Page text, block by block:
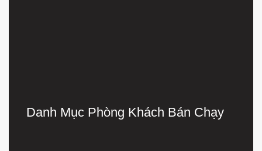
Danh Mục Phòng Khách Bán Chạy